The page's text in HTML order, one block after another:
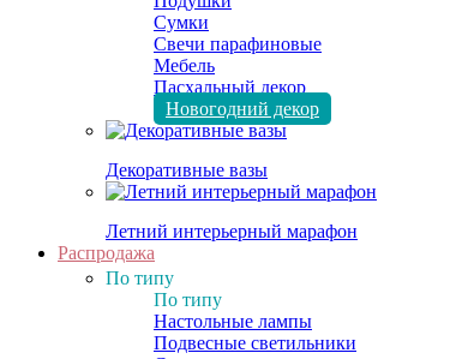
Сумки
Свечи парафиновые
Мебель
Пасхальный декор
Новогодний декор
Декоративные вазы
Летний интерьерный марафон
Распродажа
По типу
По типу
Настольные лампы
Подвесные светильники